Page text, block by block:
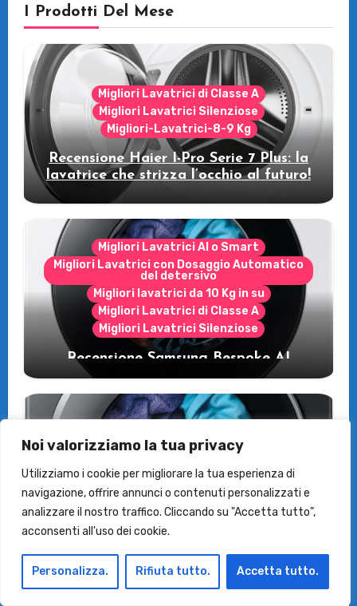
Noi valorizziamo la tua privacy
Utilizziamo i cookie per migliorare la tua esperienza di
navigazione, offrire annunci o contenuti personalizzati e
analizzare il nostro traffico. Cliccando su "Accetta tutto",
acconsenti all'uso dei cookie.
Personalizza. Rifiuta tutto. Accetta tutto.
I Prodotti Del Mese
Migliori Lavatrici di Classe A
Migliori Lavatrici Silenziose
Migliori-Lavatrici-8-9 Kg
Recensione Haier I-Pro Serie 7 Plus: la
lavatrice che strizza l’occhio al futuro!
Migliori Lavatrici AI o Smart
Migliori Lavatrici con Dosaggio Automatico
del detersivo
Migliori lavatrici da 10 Kg in su
Migliori Lavatrici di Classe A
Migliori Lavatrici Silenziose
Recensione Samsung Bespoke AI
WW11DB7B94GE/U3: la lavatrice
intelligente che fa risparmiare
Le Asciugatrici
Samsung Asciugatrice AI Control:
Recensioni e vantaggi del modello